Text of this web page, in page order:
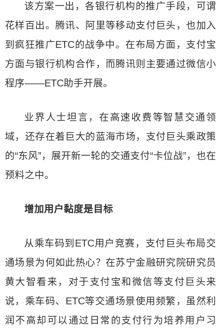
该方案一出，各银行机构的推广手段，可谓
花样百出。腾讯、阿里等移动支付巨头，也加入
到疯狂推广ETC的战争中。在布局方面，支付宝
方面与银行机构合作，而腾讯则主要通过微信小
程序——ETC助手开展。
业界人士坦言，在高速收费等智慧交通领
域，还存在着巨大的蓝海市场，支付巨头乘政策
的“东风”，展开新一轮的交通支付“卡位战”，也在
预料之中。
增加用户黏度是目标
从乘车码到ETC用户竞赛，支付巨头布局交
通场景为何如此热心？在苏宁金融研究院研究员
黄大智看来，对于支付宝和微信等支付巨头来
说，乘车码、ETC等交通场景使用频繁，虽然利
润不高却可以通过日常的支付行为培养用户习